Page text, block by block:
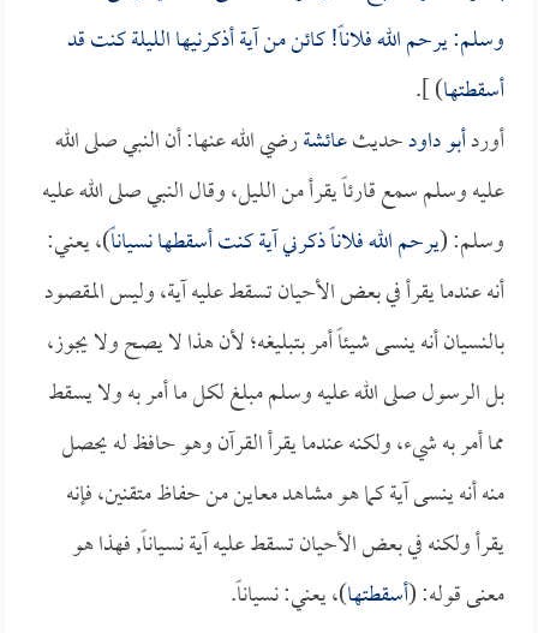
وسلم: يرحم الله فلاناً! كائن من آية أذكرنيها الليلة كنت قد
أسقطتها) ].
أوردأبو داودحديثعائشةرضي الله عنها: أن النبي صلى الله
عليه وسلم سمع قارئاً يقرأ من الليل، وقال النبي صلى الله عليه
وسلم: (يرحم الله فلاناً ذكرني آية كنت أسقطها نسياناً)، يعني:
أنه عندما يقرأ في بعض الأحيان تسقط عليه آية، وليس المقصود
بالنسيان أنه ينسى شيئاً أمر بتبليغه؛ لأن هذا لا يصح ولا يجوز،
بل الرسول صلى الله عليه وسلم مبلغ لكل ما أمر به ولا يسقط
مما أمر به شيء، ولكنه عندما يقرأ القرآن وهو حافظ له يحصل
منه أنه ينسى آية كما هو مشاهد معاين من حفاظ متقنين، فإنه
يقرأ ولكنه في بعض الأحيان تسقط عليه آية نسياناً, فهذا هو
معنى قوله: (أسقطتها)، يعني: نسياناً.